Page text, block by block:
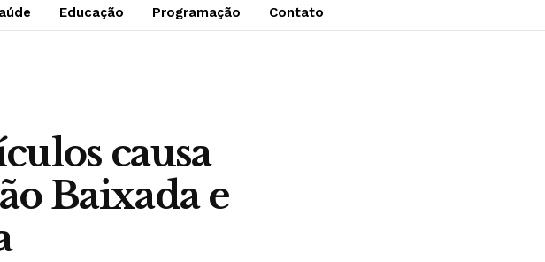
Educação Programação Contato
causa
Baixada e